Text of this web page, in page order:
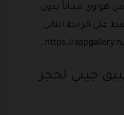
هواوي مجاناً بدون
على الرابط التالي :
https://
جيني لحجز